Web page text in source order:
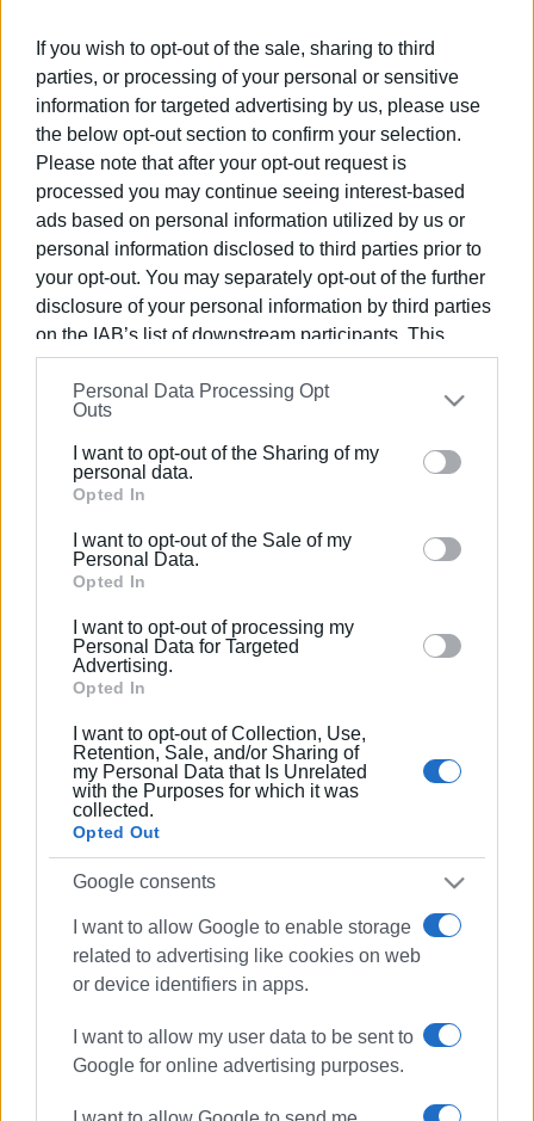
If you wish to opt-out of the sale, sharing to third
parties, or processing of your personal or sensitive
information for targeted advertising by us, please use
the below opt-out section to confirm your selection.
Please note that after your opt-out request is
processed you may continue seeing interest-based
ads based on personal information utilized by us or
personal information disclosed to third parties prior to
your opt-out. You may separately opt-out of the further
disclosure of your personal information by third parties
on the IAB’s list of downstream participants. This
information may also be disclosed by us to third parties
on theIAB’s List of Downstream Participants
that may
further disclose it to other third parties.
Please note that this website/app uses one or more
Google services and may gather and store information
behaviour. You may click to grant or deny consent to
Google and its third-party tags to use your data for
section.
Personal Data Processing Opt
Outs
I want to opt-out of the Sharing of my
personal data.
Opted In
I want to opt-out of the Sale of my
Personal Data.
Opted In
I want to opt-out of processing my
Personal Data for Targeted
Advertising.
Opted In
I want to opt-out of Collection, Use,
Retention, Sale, and/or Sharing of
my Personal Data that Is Unrelated
with the Purposes for which it was
collected.
Opted Out
Google consents
I want to allow Google to enable storage
related to advertising like cookies on web
or device identifiers in apps.
I want to allow my user data to be sent to
Google for online advertising purposes.
ΑΝΑΣΑ: "Έξι έργα και μελέτες για την
Κεφαλονιά διέγραψε ο
περιφερειάρχης"
Κεφαλονιά: Συνελήφθη ανήλικος που
προσπάθησε να κλέψει παγκάρι
εκκλησίας
21 ΟΚΤΩΒΡΊΟΥ 2024/ 10:18
Η Φ.Ε. "Καποδίστριας" στην
Κεφαλονιά
18 ΟΚΤΩΒΡΊΟΥ 2024
Κεφαλονιά: Συνελήφθη 22χρονος για
απόπειρα κλοπής μοτοσυκλέτας
13 ΣΕΠΤΕΜΒΡΊΟΥ 2024 12:32
13 ΣΕΠΤΕΜΒΡΊΟΥ 2024 10:44
72χρονος έχασε τη ζωή του στην
12 ΣΕΠΤΕΜΒΡΊΟΥ 2024
4 συλλήψεις στα αεροδρόμια
Κέρκυρας και Κεφαλονιάς
Τους συνέλαβαν στην Κεφαλονιά για
εξαπάτηση υπερήλικης